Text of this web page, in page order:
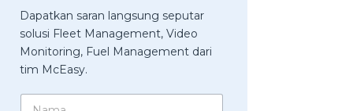
Dapatkan saran langsung seputar
solusi Fleet Management, Video
Monitoring, Fuel Management dari
tim McEasy.
*
N